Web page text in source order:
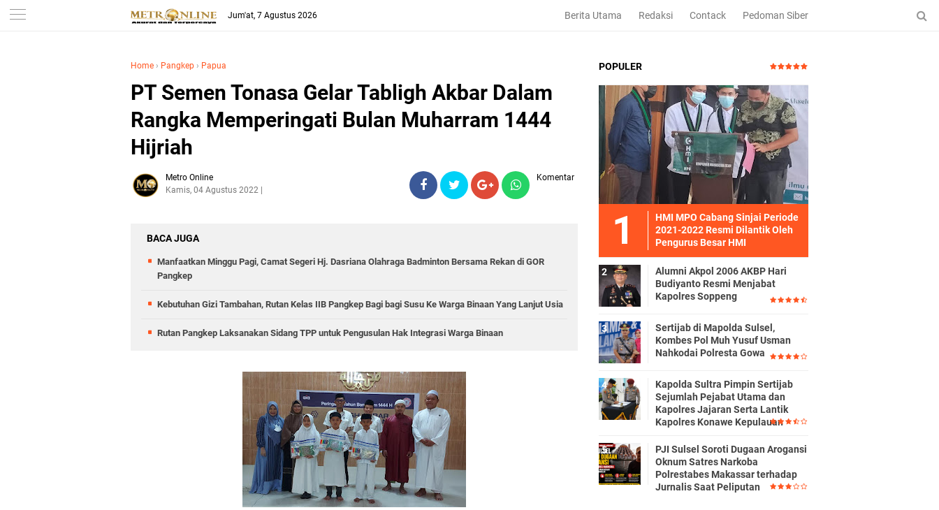
Jum'at, 7 Agustus 2026 Berita Utama Redaksi Contack Pedoman Siber
Home › Pangkep › Papua
PT Semen Tonasa Gelar Tabligh Akbar Dalam
Rangka Memperingati Bulan Muharram 1444
Hijriah
Metro Online
Kamis, 04 Agustus 2022
Komentar
BACA JUGA
Manfaatkan Minggu Pagi, Camat Segeri Hj. Dasriana Olahraga Badminton Bersama Rekan di GOR
Pangkep
Kebutuhan Gizi Tambahan, Rutan Kelas IIB Pangkep Bagi bagi Susu Ke Warga Binaan Yang Lanjut Usia
Rutan Pangkep Laksanakan Sidang TPP untuk Pengusulan Hak Integrasi Warga Binaan
POPULER
HMI MPO Cabang Sinjai Periode
2021-2022 Resmi Dilantik Oleh
Pengurus Besar HMI
Alumni Akpol 2006 AKBP Hari
Budiyanto Resmi Menjabat
Kapolres Soppeng
Sertijab di Mapolda Sulsel,
Kombes Pol Muh Yusuf Usman
Nahkodai Polresta Gowa
Kapolda Sultra Pimpin Sertijab
Sejumlah Pejabat Utama dan
Kapolres Jajaran Serta Lantik
Kapolres Konawe Kepulauan
PJI Sulsel Soroti Dugaan Arogansi
Oknum Satres Narkoba
Polrestabes Makassar terhadap
Jurnalis Saat Peliputan